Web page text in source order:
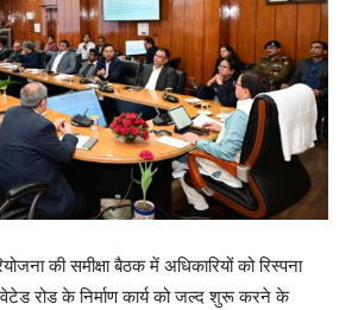
की समीक्षा बैठक में अधिकारियों को रिस्पना
रोड के निर्माण कार्य को जल्द शुरू करने के